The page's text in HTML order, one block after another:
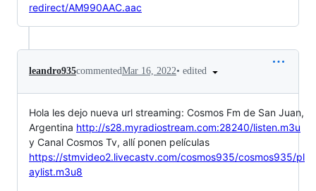
redirect/AM990AAC.aac
leandro935commentedMar 16, 2022• edited
Hola les dejo nueva url streaming: Cosmos Fm de San Juan,
Argentina http://s28.myradiostream.com:28240/listen.m3u
y Canal Cosmos Tv, allí ponen películas
https://stmvideo2.livecastv.com/cosmos935/cosmos935/pl
aylist.m3u8